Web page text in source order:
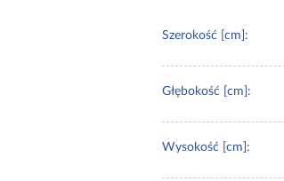
Szerokość [cm]:
Głębokość [cm]:
Wysokość [cm]: